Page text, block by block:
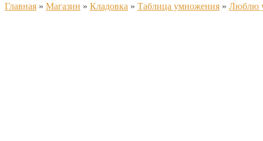
Главная » Магазин » Кладовка » Таблица умножения » Люблю